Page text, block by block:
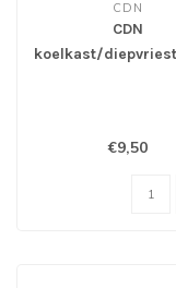
CDN
CDN
koelkast/
€9,50